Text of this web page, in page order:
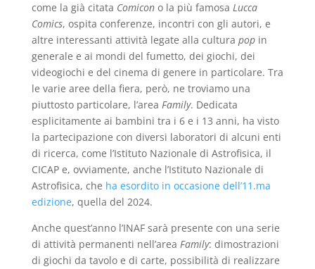
come la già citata Comicono la più famosa Lucca
Comics, ospita conferenze, incontri con gli autori, e
altre interessanti attività legate alla cultura popin
generale e ai mondi del fumetto, dei giochi, dei
videogiochi e del cinema di genere in particolare. Tra
le varie aree della fiera, però, ne troviamo una
piuttosto particolare, l’area Family. Dedicata
esplicitamente ai bambini tra i 6 e i 13 anni, ha visto
la partecipazione con diversi laboratori di alcuni enti
di ricerca, come l’Istituto Nazionale di Astrofisica, il
CICAP e, ovviamente, anche l’Istituto Nazionale di
Astrofisica, che ha esordito in occasione dell’11.ma
edizione, quella del 2024.
Anche quest’anno l’INAF sarà presente con una serie
di attività permanenti nell’area Family: dimostrazioni
di giochi da tavolo e di carte, possibilità di realizzare